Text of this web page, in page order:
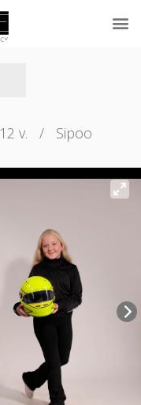
12 v. / Sipoo